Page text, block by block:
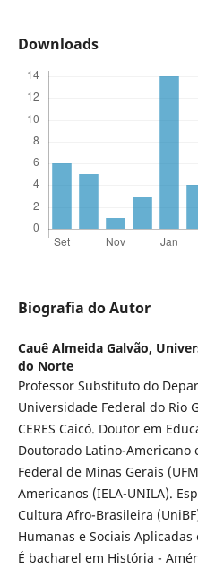
Downloads
Biografia do Autor
Cauê Almeida Galvão,
do Norte
Professor Substituto do
Universidade Federal do Rio
CERES Caicó. Doutor em
Doutorado Latino-Americano
Federal de Minas Gerais
Americanos (IELA-UNILA).
Cultura Afro-Brasileira
Humanas e Sociais
É bacharel em História -